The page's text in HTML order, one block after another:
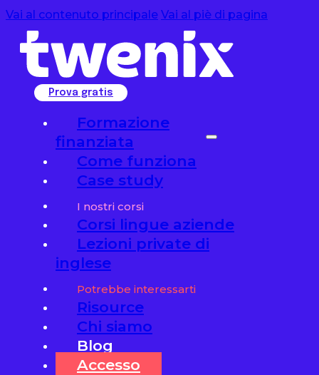
Vai al contenuto principale Vai al piè di pagina
Prova gratis
Formazione
finanziata
Come funziona
Case study
I nostri corsi
Corsi lingue aziende
Lezioni private di
inglese
Potrebbe interessarti
Risource
Chi siamo
Blog
Accesso